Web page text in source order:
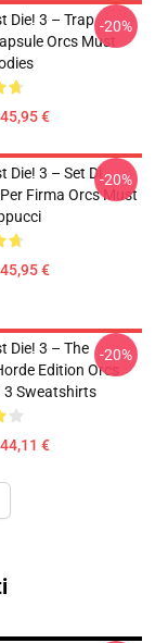
Die! 3 – Trap
Orcs Must
€
-20%
Die! 3 – Set Di
Firma Orcs Must
€
-20%
Die! 3 – The
Edition Orcs
3 Sweatshirts
€
-20%